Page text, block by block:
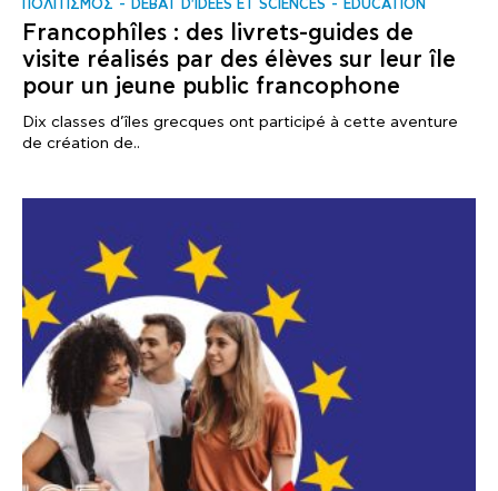
ΠΟΛΙΤΙΣΜΟΣ DÉBAT D'IDÉES ET SCIENCES EDUCATION
Francophîles : des livrets-guides de
visite réalisés par des élèves sur leur île
pour un jeune public francophone
Dix classes d’îles grecques ont participé à cette aventure
de création de..